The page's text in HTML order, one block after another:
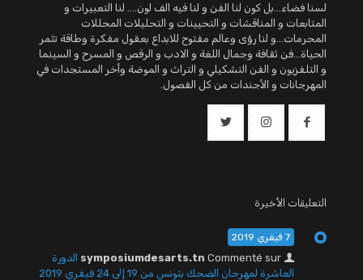
لسنا فضاء...بل كون لنا الفن و لنا فيه الف لون.... لنا التعبيرات و
المتابعات و المناقشات و التحيينات و التحليلات المحللات
المحرمات...و لنا رؤى وعالم مفتوح للابداع بعقول مفكرة وطاقة تثمر
الحياة...فن ثقافة وجمال اللغة و الادب و الرقص و المسرح و السينما
و التلفزيون و الفن التشكيلي و التراث و الموضة وأخر المستجدات في
المهرجانات و الأجندات من كل الفصول.
التعليقات الأخيرة
7 فيفري 2019
symposiumdesarts.tn Commenté sur
الدورة
العاشرة لمهرجان الضحك بتونس من 19 إلى 24 فيفري 2019